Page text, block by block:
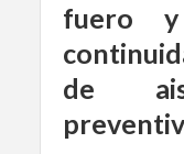
fuero
de